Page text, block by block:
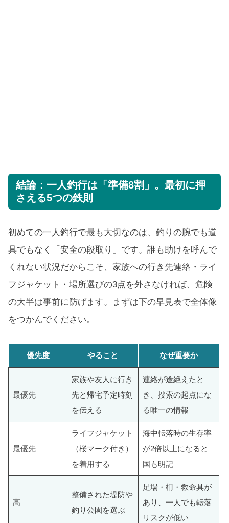
結論：一人釣行は「準備8割」。最初に押
さえる5つの鉄則
初めての一人釣行で最も大切なのは、釣りの腕でも道
具でもなく「安全の段取り」です。誰も助けを呼んで
くれない状況だからこそ、家族への行き先連絡・ライ
フジャケット・場所選びの3点を外さなければ、危険
の大半は事前に防げます。まずは下の早見表で全体像
をつかんでください。
優先度 やること なぜ重要か
最優先
家族や友人に行き
先と帰宅予定時刻
を伝える
連絡が途絶えたと
き、捜索の起点にな
る唯一の情報
最優先
ライフジャケット
（桜マーク付き）
を着用する
海中転落時の生存率
が2倍以上になると
国も明記
高
整備された堤防や
釣り公園を選ぶ
足場・柵・救命具が
あり、一人でも転落
リスクが低い